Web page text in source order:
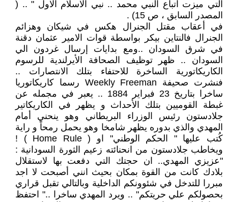
التي ميزت اتباع النبي محمد .. نبي الاسلام الاول " .. (
المصدر السابق ، ص 15) .
في أعقاب مقتل الجنرال هكس في شيكان وهزائم
الجنرال فالنتاين بيكر بواسطة قوات الامير عثمان دقنة
في شرق السودان ..ومع بدايات إرسال غردون الي
السودان .. ظهر توظيف الصحافة الأيرلندية للرسوم
الكاريكاتورية الساخرة للاحتفاء بتلك الانتصارات ..
فنشرت صحيفة Weekly Freeman رسما كاريكاتوريا
ساخرا بتاريخ 23 فبراير 1884 .. يعبر في مجمله عن
غبطة القوميين بتلك الأحداث و يظهر في الكاريكاتير
جلادستون رئيس الوزراء البريطاني وهو ينحني أمام
المهدي والذي بدوره يظهر شامخا وهو يحمل رمحاً و راية
كُتب عليها " الحكم الوطني" او ( Home Rule ) !
ويخاطب جلادستون من انحنائته زعيم الثورة السودانية :
"عزيزي المهدي.. ان حجتك التي دفعت بها لاستقلال
بلادك كانت من القوة بمكان بحيث انني أصبحت لا اجد
مبررا للتدخل في شئوونكم الداخلية وبالتالي تقبل قراري
بحصولكم علي حريتكم" .. ويرد المهدي ساخرا .." احتفظ